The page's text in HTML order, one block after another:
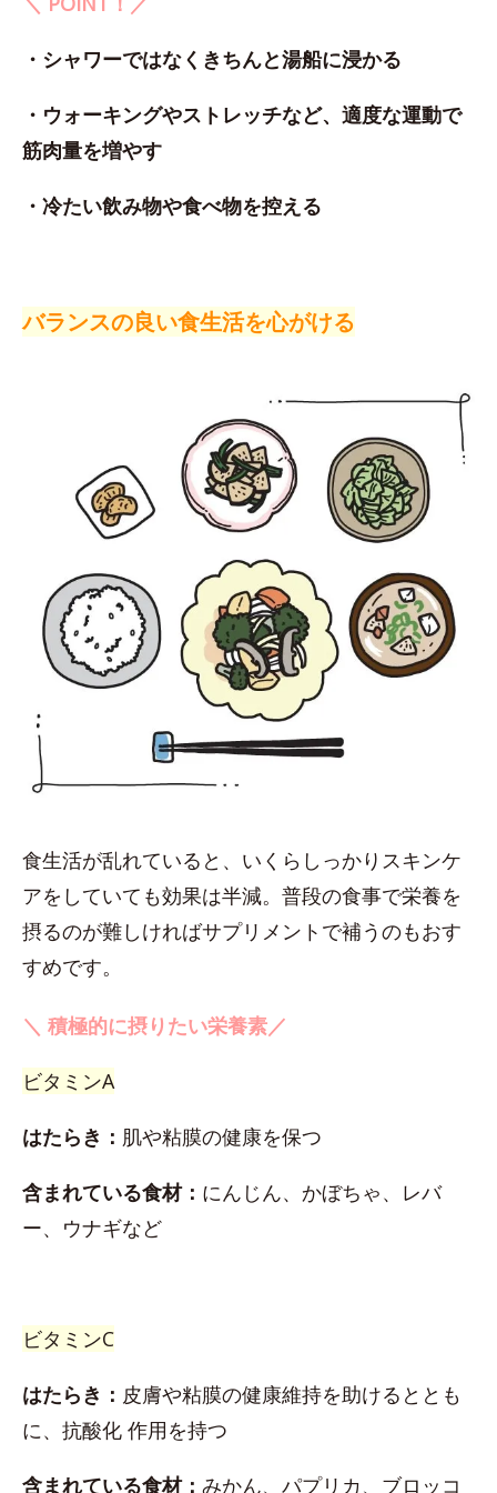
・シャワーではなくきちんと湯船に浸かる
・ウォーキングやストレッチなど、適度な運動で
筋肉量を増やす
・冷たい飲み物や食べ物を控える
バランスの良い食生活を心がける
食生活が乱れていると、いくらしっかりスキンケ
アをしていても効果は半減。普段の食事で栄養を
摂るのが難しければサプリメントで補うのもおす
すめです。
＼ 積極的に摂りたい栄養素／
ビタミンA
はたらき： 肌や粘膜の健康を保つ
含まれている食材： にんじん、かぼちゃ、レバ
ー、ウナギなど
ビタミンC
はたらき： 皮膚や粘膜の健康維持を助けるととも
に、抗酸化 作用を持つ
含まれている食材： みかん、パプリカ、ブロッコ